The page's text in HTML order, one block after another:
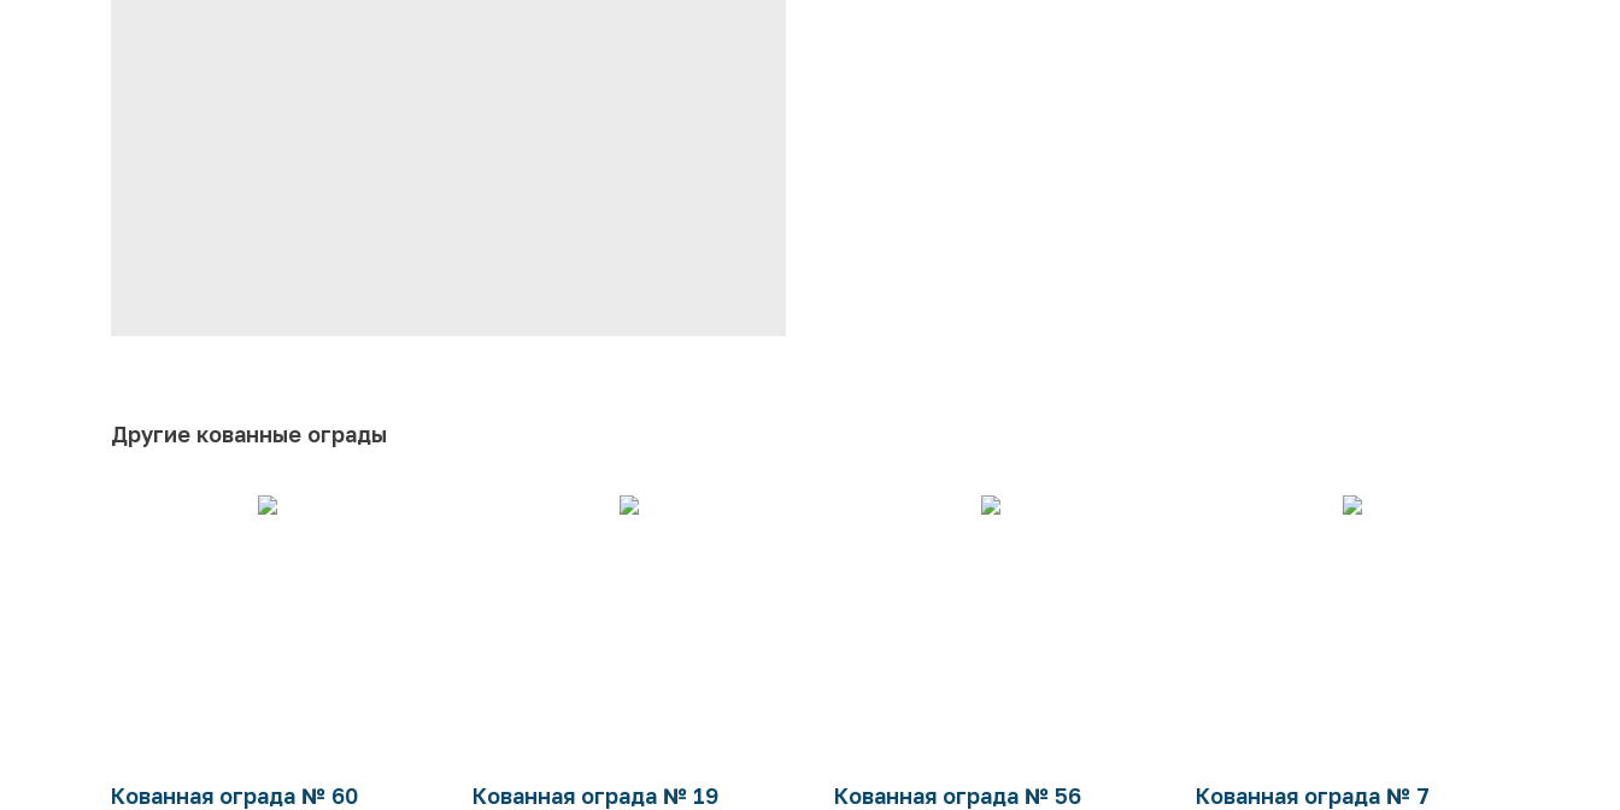
Другие кованные ограды
Кованная ограда № 60 Кованная ограда № 19 Кованная ограда № 56 Кованная ограда № 7